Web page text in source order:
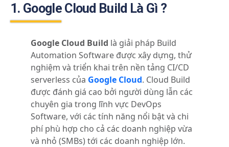
1. Google Cloud Build Là Gì ?
Google Cloud Build là giải pháp Build
Automation Software đượcxây dựng, thử
nghiệm và triển khai trên nền tảng CI/CD
serverless của Google Cloud. Cloud Build
được đánh giá cao bởi người dùng lẫn các
chuyên gia trong lĩnh vực DevOps
Software, với các tính năng nổi bật và chi
phí phù hợp cho cả các doanh nghiệp vừa
và nhỏ (SMBs) tới các doanh nghiệp lớn.